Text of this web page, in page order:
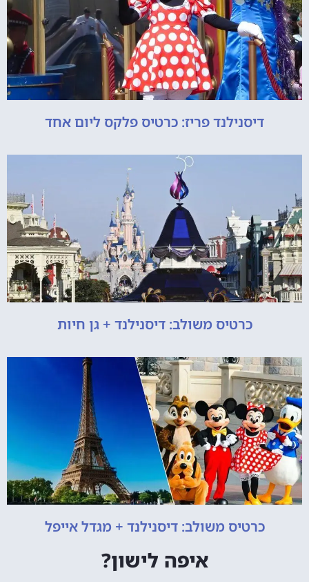
דיסנילנד פריז: כרטיס פלקס ליום אחד
כרטיס משולב: דיסנילנד + גן חיות
כרטיס משולב: דיסנילנד + מגדל אייפל
איפה לישון?